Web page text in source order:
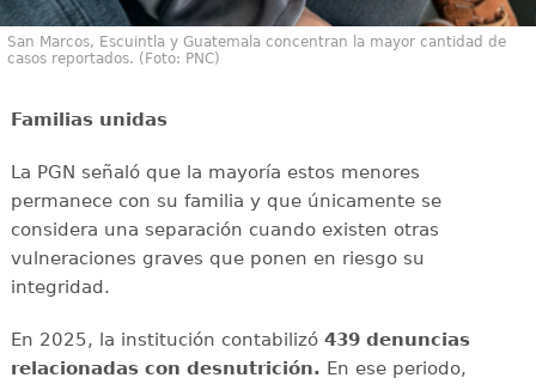
San Marcos, Escuintla y Guatemala concentran la mayor cantidad de
casos reportados. (Foto: PNC)
Familias unidas
La PGN señaló que la mayoría estos menores
permanece con su familia y que únicamente se
considera una separación cuando existen otras
vulneraciones graves que ponen en riesgo su
integridad.
En 2025, la institución contabilizó439 denuncias
relacionadas con desnutrición. En ese periodo,